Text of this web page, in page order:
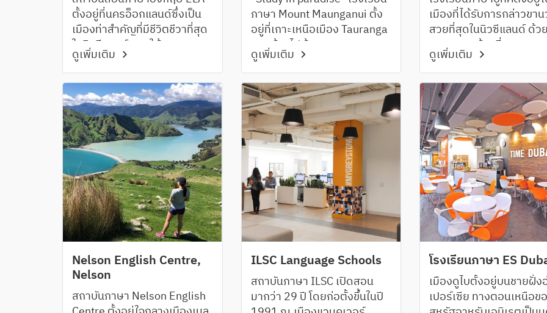
ตั้งอยู่ที่นครอ็อกแลนด์ซึ่งเป็น
เมืองท่าสำคัญที่มีชีวิตชีวาที่สุด
ในนิวซีแลนด์ ภายใต้คุณภาพ
และมาตรฐานของ The
University of Auckland ที่ได้
รับการยอมรับว่าเป็น
มหาวิทยาลัยอันดับ 1 ของ
นิวซีแลนด์
ดูเพิ่มเติม
ภาษา Mount Maunganui ตั้ง
อยู่ที่เกาะเหนือเมือง Tauranga
แวดล้อมไปด้วยหาดทราย
ละเอียดสีขาว อากาศบริสุทธิ์
และอบอุ่น มีกีฬาทางน้ำและ
กิจกรรมให้เลือกมากมาย
ดูเพิ่มเติม
เมืองที่ได้รับการกล่าวขา
สวยที่สุดในนิวซีแลนด์ ด้ว
สภาพแวดล้อมที่สวยงาม
ท่ามกลางหุบเขาและทะเล
ดูเพิ่มเติม
Nelson English Centre,
Nelson
สถาบันภาษา Nelson English
ILSC Language Schools
สถาบันภาษา ILSC เปิดสอน
มากว่า 29 ปี โดยก่อตั้งขึ้นในปี
โรงเรียนภาษา ES
เมืองดูไบตั้งอยู่บนชายฝั่ง
เปอร์เซีย ทางตอนเหนือข